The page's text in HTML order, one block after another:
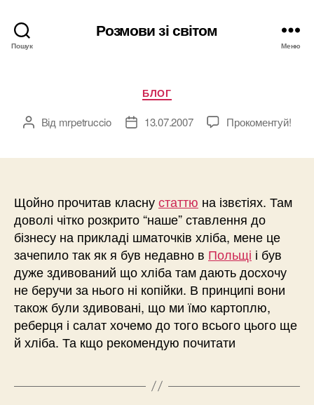
Пошук
Розмови зі світом
Меню
Категорії
БЛОГ
Автор
Від mrpetruccio
Дата13.07.2007 Прокоментуй!
Щойно прочитав класнустаттю на ізвєтіях. Там
доволі чітко розкрито “наше” ставлення до
бізнесу на прикладі шматочків хліба, мене це
зачепило так як я був недавно в Польщі і був
дуже здивований що хліба там дають досхочу
не беручи за нього ні копійки. В принципі вони
також були здивовані, що ми їмо картоплю,
реберця і салат хочемо до того всього цього ще
й хліба. Та кщо рекомендую почитати